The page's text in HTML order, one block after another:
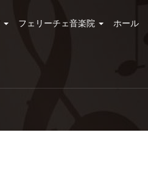
フェリーチェ音楽院 ホール